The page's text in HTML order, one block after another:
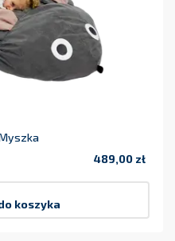
489,00 zł
koszyka